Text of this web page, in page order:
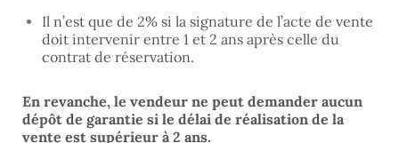
Il n’est que de 2% si la signature de l’acte de vente
doit intervenir entre 1 et 2 ans après celle du
contrat de réservation.
En revanche, le vendeur ne peut demander aucun
dépôt de garantie si le délai de réalisation de la
vente est supérieur à 2 ans.